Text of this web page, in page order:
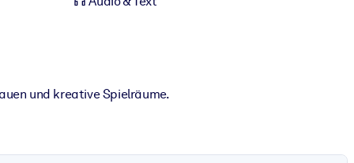
und kreative Spielräume.